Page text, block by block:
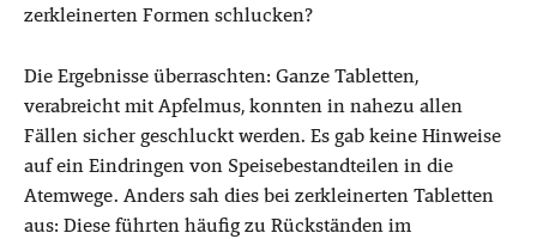
zerkleinerten Formen schlucken?
Die Ergebnisse überraschten: Ganze Tabletten,
verabreicht mit Apfelmus, konnten in nahezu allen
Fällen sicher geschluckt werden. Es gab keine Hinweise
auf ein Eindringen von Speisebestandteilen in die
Atemwege. Anders sah dies bei zerkleinerten Tabletten
aus: Diese führten häufig zu Rückständen im